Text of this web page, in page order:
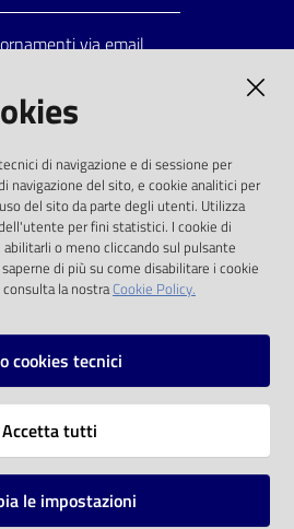
via email
dalla direttiva
e dal d.lgs. 36/2006
di navigazione e di sessione per
navigazione del sito, e cookie analitici per
del sito da parte degli utenti. Utilizza
per fini statistici. I cookie di
o meno cliccando sul pulsante
di più su come disabilitare i cookie
la nostraCookie Policy.
cookies tecnici
Accetta tutti
le impostazioni